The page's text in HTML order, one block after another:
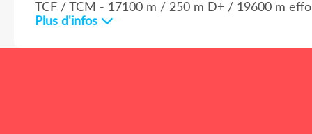
TCF / TCM - 17100 m / 250 m D+ / 19600 m
Plus d'infos